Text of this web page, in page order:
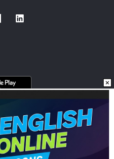
yayınlanan yazı, haber ve
Mega Ajans ve Rek. Tic. A.Ş'ye
dahi